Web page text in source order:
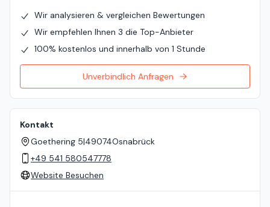
Wir analysieren & vergleichen Bewertungen
Wir empfehlen Ihnen 3 die Top-Anbieter
100% kostenlos und innerhalb von 1 Stunde
Unverbindlich Anfragen
Kontakt
Goethering 5|49074Osnabrück
+49 541 580547778
Website Besuchen